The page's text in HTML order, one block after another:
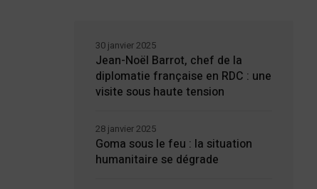
Jean-Noël Barrot, chef de la
diplomatie française en RDC : une
visite sous haute tension
30 janvier 2025
Goma sous le feu : la situation
humanitaire se dégrade
28 janvier 2025